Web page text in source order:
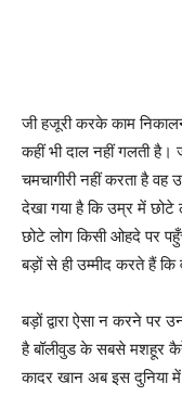
जी हजूरी करके काम
कहीं भी दाल नहीं गलती है।
चमचागीरी नहीं करता है
देखा गया है कि उम्र में छोटे
छोटे लोग किसी ओहदे पर
बड़ों से ही उम्मीद करते हैं
बड़ों द्वारा ऐसा न करने पर
है बॉलीवुड के सबसे मशहूर
कादर खान अब इस दुनिया में